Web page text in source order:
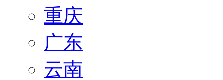
重庆
广东
云南